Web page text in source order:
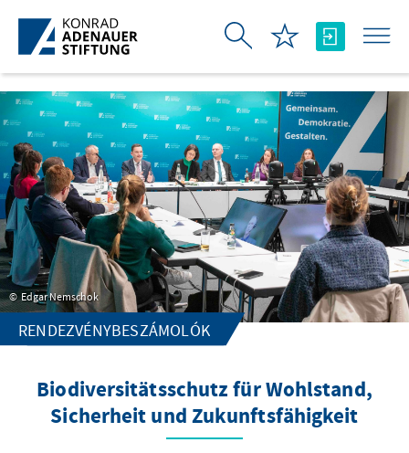
Ugrás a fő tartalomhoz
Edgar Nemschok
RENDEZVÉNYBESZÁMOLÓK
Biodiversitätsschutz für Wohlstand,
Sicherheit und Zukunftsfähigkeit